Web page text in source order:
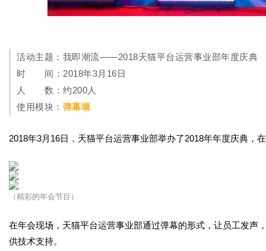
议
活动主题：我即潮流——2018天猫平台运营事业部年度庆典
时 间：2018年3月16日
人 数：约200人
使用模块： 弹幕墙
2018年3月16日，天猫平台运营事业部举办了2018年年度庆典，
（精彩的年会节目）
在年会现场，天猫平台运营事业部通过弹幕的形式，让员工发声
供技术支持。